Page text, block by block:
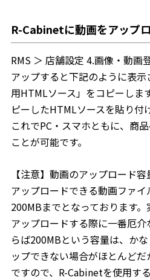
R-Cabinetに動画をアップ
RMS ＞ 店舗設定 4.画像・動画
アップすると下記のように表
用HTMLソース」をコピーしま
ピーしたHTMLソースを貼り付
これでPC・スマホともに、商
ことが可能です。
【注意】動画のアップロード
アップロードできる動画ファ
200MBまでとなっております
アップロードする際に一番厄
らば200MBという容量は、か
ップできない場合がほとんどだ
ですので、R-Cabinetを使用す